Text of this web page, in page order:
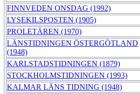
FINNVEDEN ONSDAG (1992)
LYSEKILSPOSTEN (1905)
PROLETÄREN (1970)
LÄNSTIDNINGEN ÖSTERGÖTLAND
(1948)
KARLSTADSTIDNINGEN (1879)
STOCKHOLMSTIDNINGEN (1993)
KALMAR LÄNS TIDNING (1948)